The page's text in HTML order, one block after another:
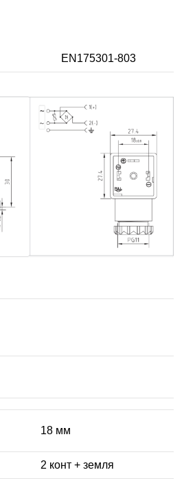
EN175301-803
18 мм
2 конт + земля